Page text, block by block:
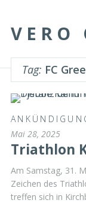
VERO
Tag: FC
Mai 28, 2025
Triathlon
Am Samstag, 31.
Zeichen des
treffen sich in